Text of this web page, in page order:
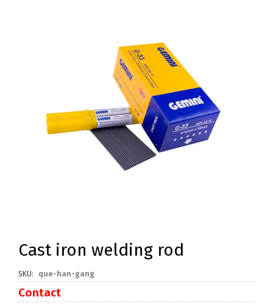
Cast iron welding rod
SKU que-han-gang
Contact